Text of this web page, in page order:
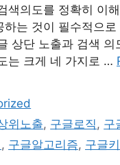
색의도를 정확히 이
하는 것이 필수적으
상단 노출과 검색 의
는 크게 네 가지로 …
위노출, 구글로직 , 구
, 구글알고리즘, 구글